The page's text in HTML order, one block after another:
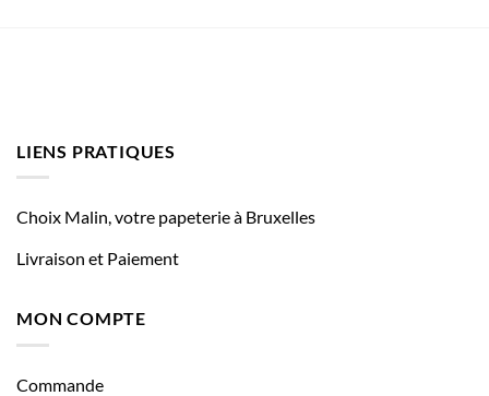
LIENS PRATIQUES
Choix Malin, votre papeterie à Bruxelles
Livraison et Paiement
MON COMPTE
Commande